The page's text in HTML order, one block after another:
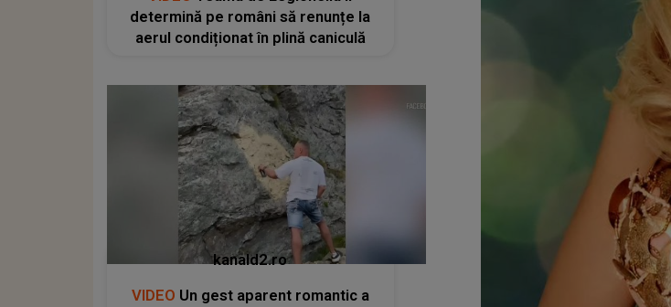
determină pe români să renunțe la
aerul condiționat în plină caniculă
kanald2.ro
VIDEO Un gest aparent romantic a